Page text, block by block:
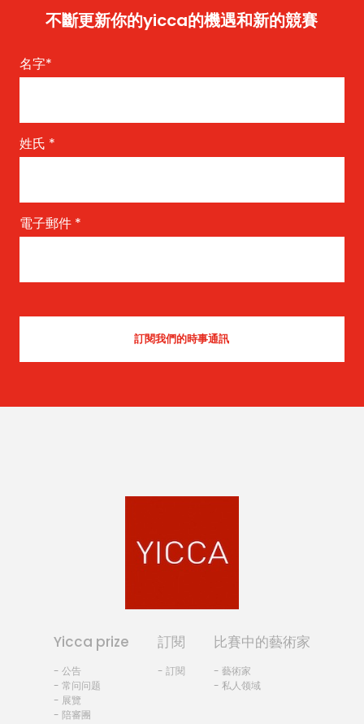
不斷更新你的yicca的機遇和新的競賽
名字*
姓氏 *
電子郵件 *
Yicca prize
- 公告
- 常问问题
- 展覽
- 陪審團
訂閱
- 訂閱
比賽中的藝術家
- 藝術家
- 私人领域